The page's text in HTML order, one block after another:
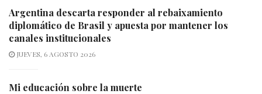
Argentina descarta responder al rebaixamiento
diplomático de Brasil y apuesta por mantener los
canales institucionales
JUEVES, 6 AGOSTO 2026
Mi educación sobre la muerte